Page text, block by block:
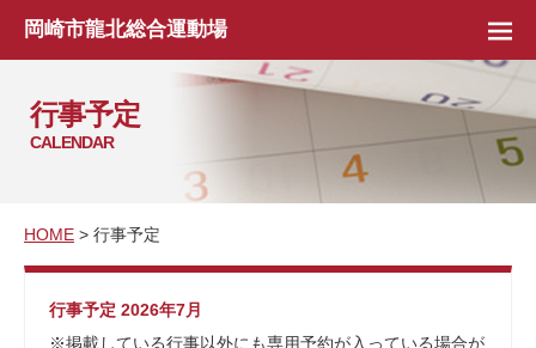
岡崎市龍北総合運動場
行事予定
CALENDAR
HOME > 行事予定
行事予定 2026年7月
※掲載している行事以外にも専用予約が入っている場合が